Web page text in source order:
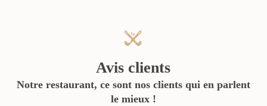
Avis clients
Notre restaurant, ce sont nos clients qui en parlent
le mieux !